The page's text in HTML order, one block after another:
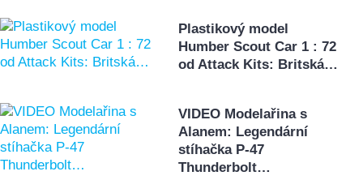
Plastikový model
Humber Scout Car 1 : 72
od Attack Kits: Britská…
VIDEO Modelařina s
Alanem: Legendární
stíhačka P-47
Thunderbolt…